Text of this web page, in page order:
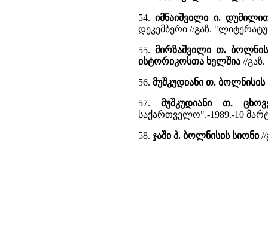
54. იმნაიშვილი ი.
დეკემბერი //გაზ.
55. მირზაშვილი თ.
ისტორიკოსთა ხელშია //
56. მუშკუდიანი თ. ბოლნისის
57.მუშკუდიანი თ.
საქართველო".-1989.-10
58. ჯაში პ. ბოლნისის სიონი//